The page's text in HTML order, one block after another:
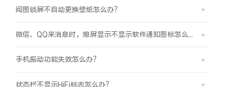
阅图锁屏不自动更换壁纸怎么办？
手机振动功能失效怎么办？
状态栏不显示HiFi标志怎么办？